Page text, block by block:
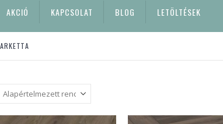
AKCIÓ KAPCSOLAT BLOG LETÖLTÉSEK